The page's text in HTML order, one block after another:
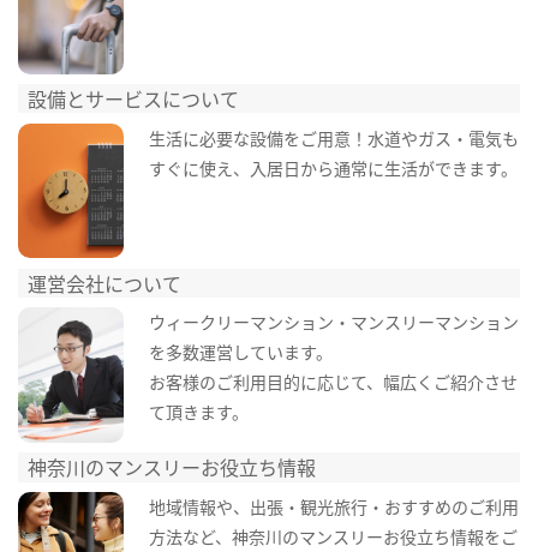
設備とサービスについて
生活に必要な設備をご用意！水道やガス・電気も
すぐに使え、入居日から通常に生活ができます。
運営会社について
ウィークリーマンション・マンスリーマンション
を多数運営しています。
お客様のご利用目的に応じて、幅広くご紹介させ
て頂きます。
神奈川のマンスリーお役立ち情報
地域情報や、出張・観光旅行・おすすめのご利用
方法など、神奈川のマンスリーお役立ち情報をご